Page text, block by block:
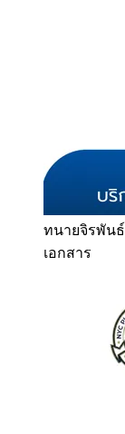
ทนายจิรพันธ์
เอกสาร